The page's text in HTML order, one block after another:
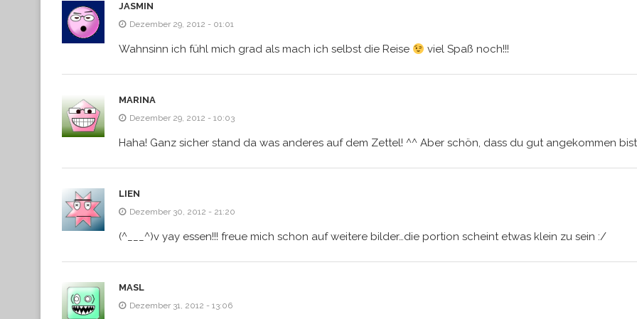
JASMIN
Dezember 29, 2012 - 01:01
Wahnsinn ich fühl mich grad als mach ich selbst die Reise viel Spaß noch!!!
MARINA
Dezember 29, 2012 - 10:03
Haha! Ganz sicher stand da was anderes auf dem Zettel! ^^ Aber schön, dass du gut angekommen
LIEN
Dezember 30, 2012 - 21:20
(^___^)v yay essen!!! freue mich schon auf weitere bilder…die portion scheint etwas klein zu sein :/
MASL
Dezember 31, 2012 - 13:06